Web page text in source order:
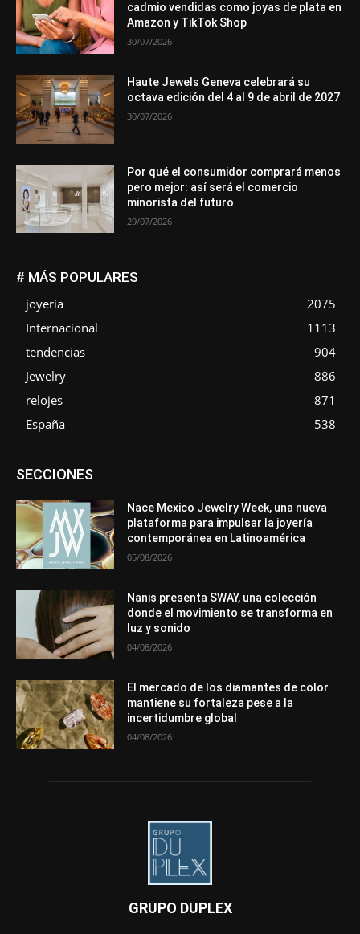
cadmio vendidas como joyas de plata en
Amazon y TikTok Shop
30/07/2026
Haute Jewels Geneva celebrará su
octava edición del 4 al 9 de abril de 2027
30/07/2026
Por qué el consumidor comprará menos
pero mejor: así será el comercio
minorista del futuro
29/07/2026
# MÁS POPULARES
joyería
2075
Internacional
1113
tendencias
904
Jewelry
886
relojes
871
España
538
SECCIONESAsociaciones
Entrevistas
Mundo Técnico
Novedades Opiniones
Perspectiva
Premios
Secciones Sin categoría
Sucesos
Más
Nace Mexico Jewelry Week, una nueva
plataforma para impulsar la joyería
contemporánea en Latinoamérica
05/08/2026
Nanis presenta SWAY, una colección
donde el movimiento se transforma en
luz y sonido
04/08/2026
El mercado de los diamantes de color
mantiene su fortaleza pese a la
incertidumbre global
04/08/2026
GRUPO DUPLEX